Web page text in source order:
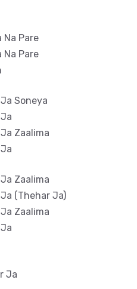
Na Pare
Na Pare
Soneya
Zaalima
Zaalima
(Thehar Ja)
Zaalima
Ja